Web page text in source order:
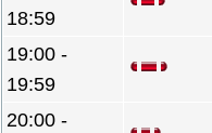
18:59
19:00 -
19:59
20:00 -